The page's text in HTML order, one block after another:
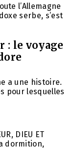
l’Allemagne
serbe, s’est
: le voyage
a une histoire.
pour lesquelles
DIEU ET
dormition,